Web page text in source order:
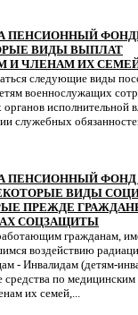
ПЕНСИОННЫЙ
ВИДЫ ВЫПЛАТ
И ЧЛЕНАМ ИХ
следующие виды
военнослужащих
исполнительной
служебных
ПЕНСИОННЫЙ
ВИДЫ
ПРЕЖДЕ
СОЦЗАЩИТЫ
гражданам,
воздействию
- Инвалидам (детям-
по медицинским
их семей,...